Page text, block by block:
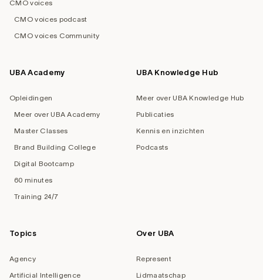
CMO voices
CMO voices podcast
CMO voices Community
UBA Academy
Opleidingen
Meer over UBA Academy
Master Classes
Brand Building College
Digital Bootcamp
60 minutes
Training 24/7
UBA Knowledge Hub
Meer over UBA Knowledge Hub
Publicaties
Kennis en inzichten
Podcasts
Topics
Agency
Artificial Intelligence
Over UBA
Represent
Lidmaatschap